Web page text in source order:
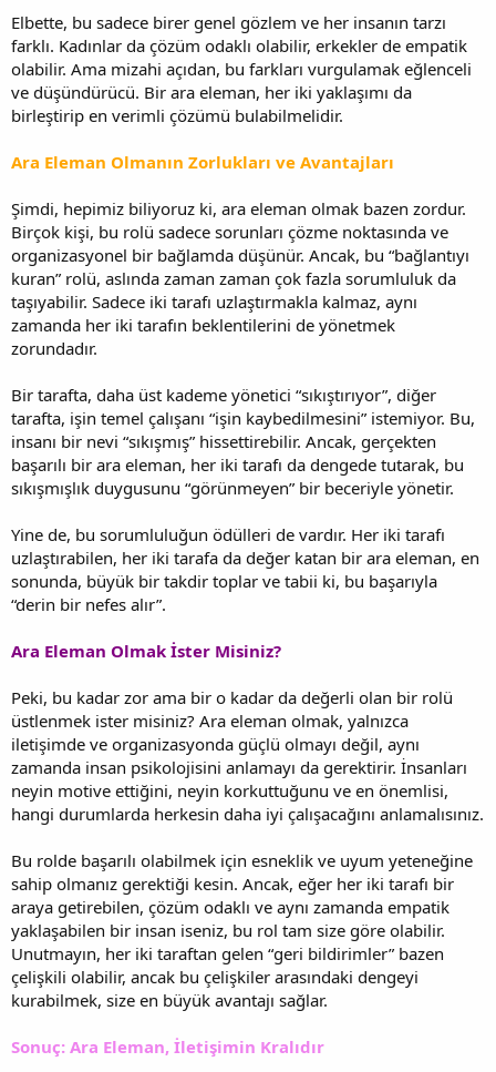
Elbette, bu sadece birer genel gözlem ve her insanın tarzı
farklı. Kadınlar da çözüm odaklı olabilir, erkekler de empatik
olabilir. Ama mizahi açıdan, bu farkları vurgulamak eğlenceli
ve düşündürücü. Bir ara eleman, her iki yaklaşımı da
birleştirip en verimli çözümü bulabilmelidir.
Ara Eleman Olmanın Zorlukları ve Avantajları
Şimdi, hepimiz biliyoruz ki, ara eleman olmak bazen zordur.
Birçok kişi, bu rolü sadece sorunları çözme noktasında ve
organizasyonel bir bağlamda düşünür. Ancak, bu “bağlantıyı
kuran” rolü, aslında zaman zaman çok fazla sorumluluk da
taşıyabilir. Sadece iki tarafı uzlaştırmakla kalmaz, aynı
zamanda her iki tarafın beklentilerini de yönetmek
zorundadır.
Bir tarafta, daha üst kademe yönetici “sıkıştırıyor”, diğer
tarafta, işin temel çalışanı “işin kaybedilmesini” istemiyor. Bu,
insanı bir nevi “sıkışmış” hissettirebilir. Ancak, gerçekten
başarılı bir ara eleman, her iki tarafı da dengede tutarak, bu
sıkışmışlık duygusunu “görünmeyen” bir beceriyle yönetir.
Yine de, bu sorumluluğun ödülleri de vardır. Her iki tarafı
uzlaştırabilen, her iki tarafa da değer katan bir ara eleman, en
sonunda, büyük bir takdir toplar ve tabii ki, bu başarıyla
“derin bir nefes alır”.
Ara Eleman Olmak İster Misiniz?
Peki, bu kadar zor ama bir o kadar da değerli olan bir rolü
üstlenmek ister misiniz? Ara eleman olmak, yalnızca
iletişimde ve organizasyonda güçlü olmayı değil, aynı
zamanda insan psikolojisini anlamayı da gerektirir. İnsanları
neyin motive ettiğini, neyin korkuttuğunu ve en önemlisi,
hangi durumlarda herkesin daha iyi çalışacağını anlamalısınız.
Bu rolde başarılı olabilmek için esneklik ve uyum yeteneğine
sahip olmanız gerektiği kesin. Ancak, eğer her iki tarafı bir
araya getirebilen, çözüm odaklı ve aynı zamanda empatik
yaklaşabilen bir insan iseniz, bu rol tam size göre olabilir.
Unutmayın, her iki taraftan gelen “geri bildirimler” bazen
çelişkili olabilir, ancak bu çelişkiler arasındaki dengeyi
kurabilmek, size en büyük avantajı sağlar.
Sonuç: Ara Eleman, İletişimin Kralıdır